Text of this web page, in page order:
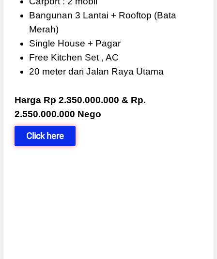
Bangunan 3 Lantai + Rooftop (Bata
Merah)
Single House + Pagar
Free Kitchen Set , AC
20 meter dari Jalan Raya Utama
Harga Rp 2.350.000.000 & Rp.
2.550.000.000 Nego
Click here